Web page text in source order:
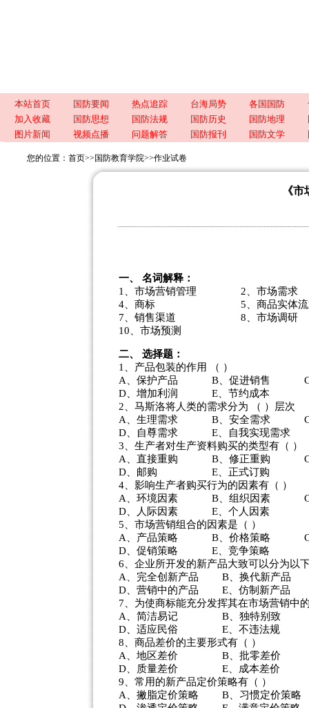
本站首页 国防要闻 热点追踪 台海局势 各国国防
加入收藏
国防思想 国防法规 国防历史 国防地理
图片新闻
视频点播 问题解答 国防报刊 国防文学
您的位置： 首页>> 国防教育学院>>作业试卷
《
一、 名词解释：
1、市场营销管理 2、市场需
4、商标 5、商品实体流通
7、销售渠道 8、市场调
10、市场预测
二、 选择题：
1、产品包装的作用 （ ）
A、保护产品 B、促进销售 C、
D、增加利润 E、节约成本
2、马斯洛将人类的需求分为 （ ）层次
A、生理需求 B、安全需求 C
D、自尊需求 E、自我实现需求
3、生产者对生产资料购买的类型有（ ）
A、直接重购 B、修正重购 C
D、邮购 E、正式订购
4、影响生产者购买行为的因素有（ ）
A、环境因素 B、组织因素 C
D、人际因素 E、个人因素
5、市场营销组合的因素是（ ）
A、产品策略 B、价格策略 C
D、促销策略 E、竞争策略
6、企业所开发的新产品大致可以分为以
A、完全创新产品 B、换代新产品
D、营销中的产品 E、仿制新产品
7、为使商标能充分发挥其在市场营销中
A、简洁易记 B、独特别致 C
D、适应民俗 E、不违法规
8、商品差价的主要形式有（ ）
A、地区差价 B、批零差价 C
D、质量差价 E、成本差价
9、常用的新产品定价策略有（ ）
A、撇脂定价策略 B、习惯定价策